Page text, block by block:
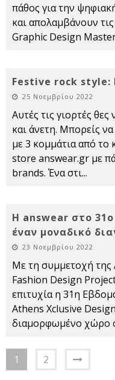
πάθος για την
και απολαμβάνουν
Graphic Design
Festive rock style:
25 Νοεμβρίου 2022
Αυτές τις γιορτές
και άνετη. Μπορείς
με 3 κομμάτια από
store answear.gr με
brands. Ένα στι...
Η answear στο
έναν μοναδικό
23 Νοεμβρίου 2022
Με τη συμμετοχή
Fashion Design
επιτυχία η 31η
Athens Xclusive
διαμορφωμένο χώρο
1 2